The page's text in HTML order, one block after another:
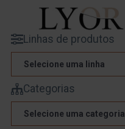
Linhas de produtos
Selecione uma linha
Categorias
Selecione uma categoria